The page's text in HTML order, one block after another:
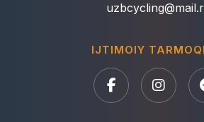
IJTIMOIY